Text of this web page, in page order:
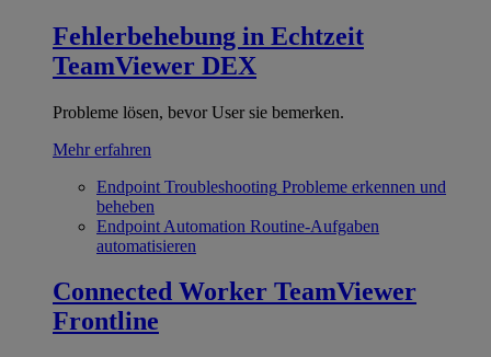
Fehlerbehebung in Echtzeit
TeamViewer DEX
Probleme lösen, bevor User sie bemerken.
Mehr erfahren
Endpoint Troubleshooting Probleme erkennen und
beheben
Endpoint Automation Routine-Aufgaben
automatisieren
Connected Worker TeamViewer
Frontline